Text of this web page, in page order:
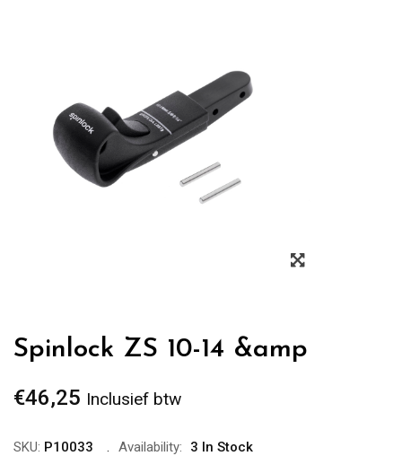
Zoom
Spinlock ZS 10-14 &amp
€46,25 Inclusief btw
SKU: P10033 Availability:
3 In Stock